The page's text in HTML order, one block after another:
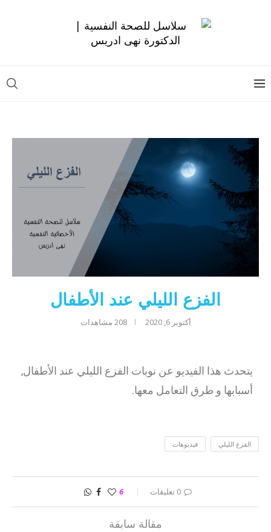
الفزع الليلي عند الأطفال
أكتوبر 6, 2020 208 مشاهدات
يتحدث هذا الفيديو عن نوبات الفزع الليلي عند الأطفال,
أسبابها و طرق التعامل معها.
الفزع الليلي فيديوهات
0 تعليقات 6
مقالة سابقة